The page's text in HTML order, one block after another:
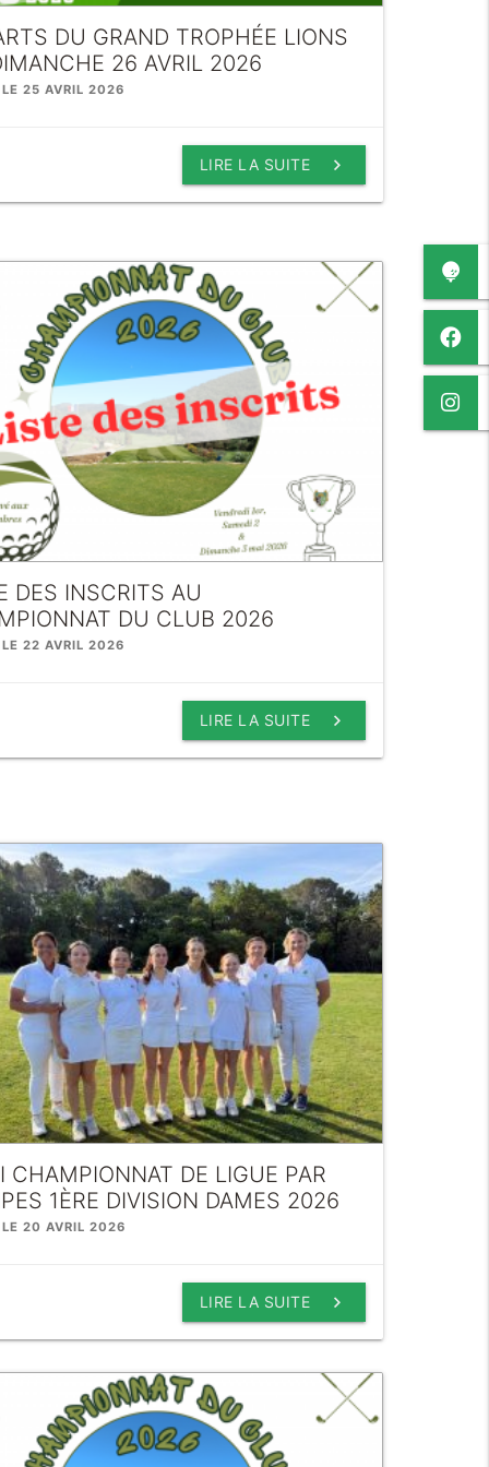
DU GRAND TROPHÉE LIONS
26 AVRIL 2026
LE 25 AVRIL 2026
keyboard_arrow_right
LIRE LA SUITE
DES INSCRITS AU
DU CLUB 2026
LE 22 AVRIL 2026
keyboard_arrow_right
LIRE LA SUITE
CHAMPIONNAT DE LIGUE PAR
1ÈRE DIVISION DAMES 2026
LE 20 AVRIL 2026
keyboard_arrow_right
LIRE LA SUITE